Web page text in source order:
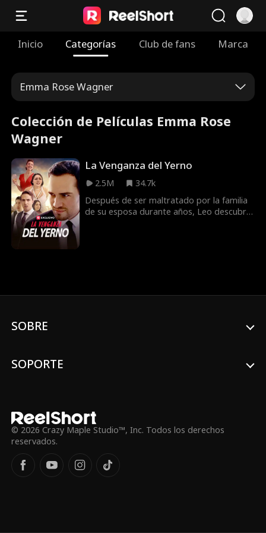
Inicio Categorías Club de fans Marca
Emma Rose Wagner
Colección de Películas Emma Rose
Wagner
La Venganza del Yerno
2.5M
34.7k
Después de ser maltratado por la familia
de su esposa durante años, Leo descubre
SOBRE
SOPORTE
© 2026 Crazy Maple Studio™, Inc. Todos los derechos
reservados.